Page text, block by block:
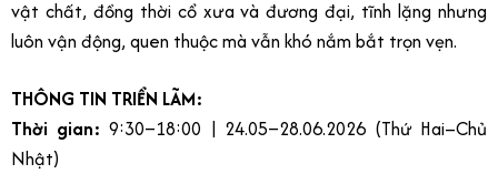
vật chất, đồng thời cổ xưa và đương đại, tĩnh lặng nhưng
luôn vận động, quen thuộc mà vẫn khó nắm bắt trọn vẹn.
THÔNG TIN TRIỂN LÃM:
Thời gian: 9:30–18:00 | 24.05–28.06.2026 (Thứ Hai–Chủ
Nhật)